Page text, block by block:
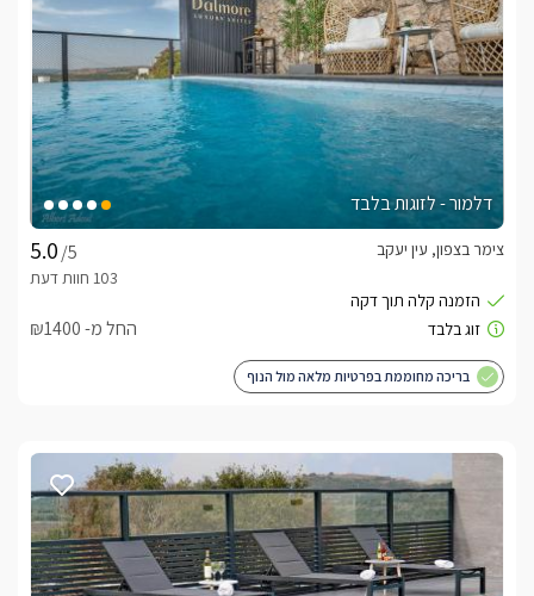
דלמור - לזוגות בלבד
/5
צימר בצפון, עין יעקב
החל מ- ₪1400
בריכה מחוממת בפרטיות מלאה מול הנוף